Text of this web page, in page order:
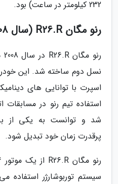
232 کیلومتر در ساعت) بود.
رنو مگان R26.R (سال 2008 میلادی)
نسل دوم ساخته شد. این
اسپرت با توانایی های
استفاده تیم رنو در مسابقات
شد و توانست به یکی از
پرقدرت زمان خود تبدیل شود.
سیستم توربوشارژر استفاده